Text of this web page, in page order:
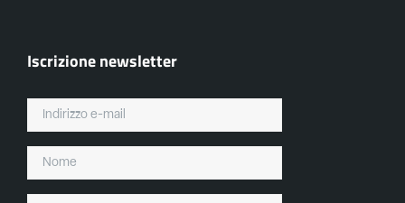
Iscrizione newsletter